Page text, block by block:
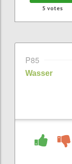
5 votes
P85
Wasser